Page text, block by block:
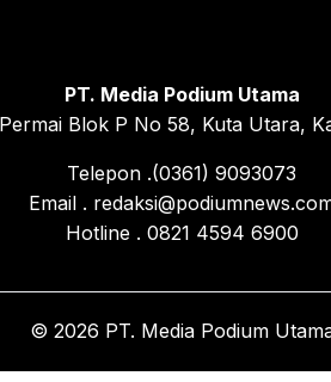
PT. Media Podium Utama
Blok P No 58, Kuta Utara,
Telepon .(0361) 9093073
Email .
Hotline . 0821 4594 6900
© 2026 PT. Media Podium